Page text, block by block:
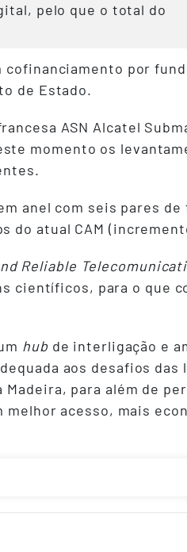
pelo que o total do
cofinanciamento por
de Estado.
ASN Alcatel
momento os
anel com seis pares de
do atual CAM
Reliable
científicos, para o que
hub de interligação e
aos desafios das
para além de
acesso, mais